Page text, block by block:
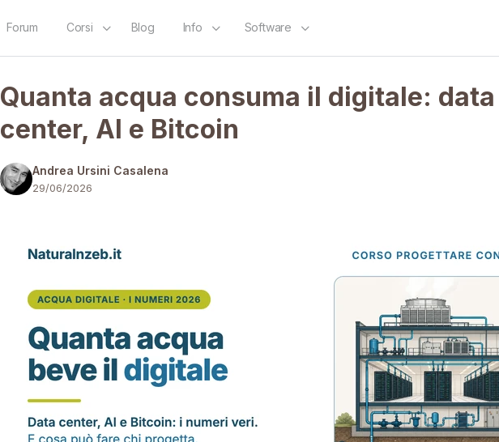
Forum Corsi Blog Info Software
Quanta acqua consuma il digitale: data
center, AI e Bitcoin
Andrea Ursini Casalena
29/06/2026